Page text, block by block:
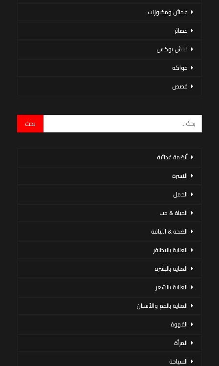
عجائن ومخبوزات
عصائر
لانش بوكس
فواكه
قصص
أنظمة غذائية
الاسرة
الحمل
الحياة & حب
الصحة & اللياقة
العناية بالاظافر
العناية بالبشرة
العناية بالشعر
العناية بالفم والأسنان
القهوة
المرأة
السياحة